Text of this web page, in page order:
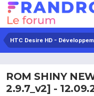
HTC Desire HD -
ROM SHINY
2.9.7_v2] -